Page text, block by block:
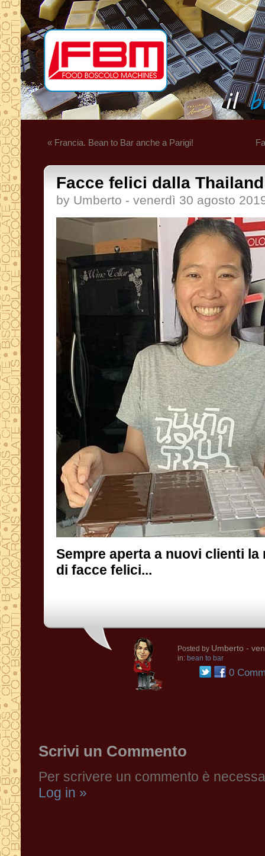
« Francia. Bean to Bar anche a Parigi!
Facce felici dalla
by Umberto - venerdì 30 agosto
Sempre aperta a nuovi clienti
di facce felici...
Posted by Umberto -
in: bean to bar
0
Scrivi un Commento
Per scrivere un commento è
Log in »